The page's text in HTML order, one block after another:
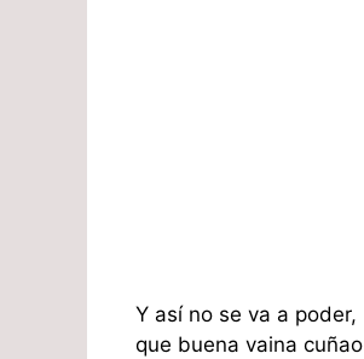
Y así no se va a poder,
que buena vaina cuñao